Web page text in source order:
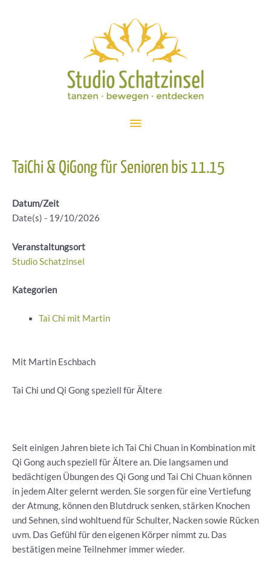
Hauptmenü
TaiChi & QiGong für Senioren bis 11.15
Datum/Zeit
Date(s) - 19/10/2026
Veranstaltungsort
Studio Schatzinsel
Kategorien
Tai Chi mit Martin
Mit Martin Eschbach
Tai Chi und Qi Gong speziell für Ältere
Seit einigen Jahren biete ich Tai Chi Chuan in Kombination mit
Qi Gong auch speziell für Ältere an. Die langsamen und
bedächtigen Übungen des Qi Gong und Tai Chi Chuan können
in jedem Alter gelernt werden. Sie sorgen für eine Vertiefung
der Atmung, können den Blutdruck senken, stärken Knochen
und Sehnen, sind wohltuend für Schulter, Nacken sowie Rücken
uvm. Das Gefühl für den eigenen Körper nimmt zu. Das
bestätigen meine Teilnehmer immer wieder.